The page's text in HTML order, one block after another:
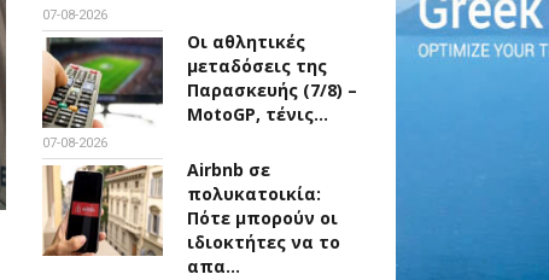
07-08-2026
Οι αθλητικές
μεταδόσεις της
Παρασκευής (7/8) –
MotoGP, τένις…
07-08-2026
Airbnb σε
πολυκατοικία:
Πότε μπορούν οι
ιδιοκτήτες να το
απα…